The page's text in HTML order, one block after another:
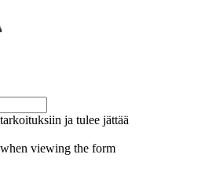
ja tulee jättää
viewing the form